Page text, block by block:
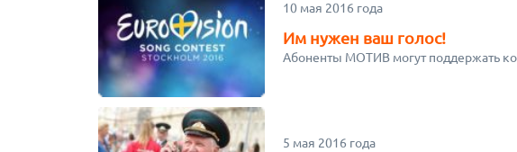
10 мая 2016 года
Им нужен ваш голос!
Абоненты МОТИВ могут поддержать
5 мая 2016 года